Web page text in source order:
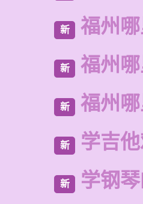
新 福州
新 福州
新 福州
新 学吉
新 学钢